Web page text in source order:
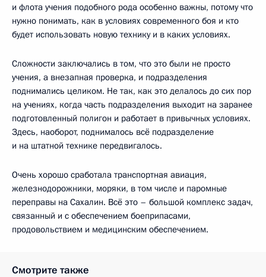
и флота учения подобного рода особенно важны, потому что
нужно понимать, как в условиях современного боя и кто
будет использовать новую технику и в каких условиях.
Сложности заключались в том, что это были не просто
учения, а внезапная проверка, и подразделения
поднимались целиком. Не так, как это делалось до сих пор
на учениях, когда часть подразделения выходит на заранее
подготовленный полигон и работает в привычных условиях.
Здесь, наоборот, поднималось всё подразделение
и на штатной технике передвигалось.
Очень хорошо сработала транспортная авиация,
железнодорожники, моряки, в том числе и паромные
переправы на Сахалин. Всё это – большой комплекс задач,
связанный и с обеспечением боеприпасами,
продовольствием и медицинским обеспечением.
Смотрите также